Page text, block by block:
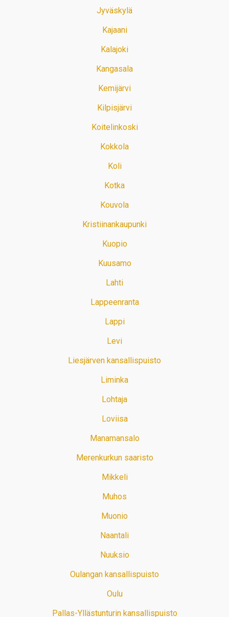
Jyväskylä
Kajaani
Kalajoki
Kangasala
Kemijärvi
Kilpisjärvi
Koitelinkoski
Kokkola
Koli
Kotka
Kouvola
Kristiinankaupunki
Kuopio
Kuusamo
Lahti
Lappeenranta
Lappi
Levi
Liesjärven kansallispuisto
Liminka
Lohtaja
Loviisa
Manamansalo
Merenkurkun saaristo
Mikkeli
Muhos
Muonio
Naantali
Nuuksio
Oulangan kansallispuisto
Oulu
Pallas-Yllästunturin kansallispuisto